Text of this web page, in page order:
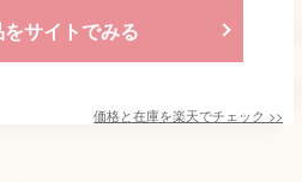
サイトでみる
価格と在庫を楽天でチェック >>